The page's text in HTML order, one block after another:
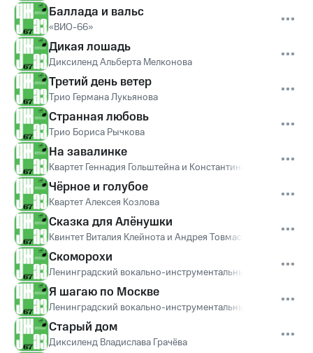
Баллада и вальс
«ВИО-66»
Дикая лошадь
Диксиленд Альберта Мелконова
Третий день ветер
Трио Германа Лукьянова
Странная любовь
Трио Бориса Рычкова
На завалинке
Квартет Геннадия Гольштейна и Константина Носова
Чёрное и голубое
Квартет Алексея Козлова
Сказка для Алёнушки
Квинтет Виталия Клейнота и Андрея Товмасяна
Скоморохи
Ленинградский вокально-инструментальный джаз-
Я шагаю по Москве
Ленинградский вокально-инструментальный джаз-
Старый дом
Диксиленд Владислава Грачёва